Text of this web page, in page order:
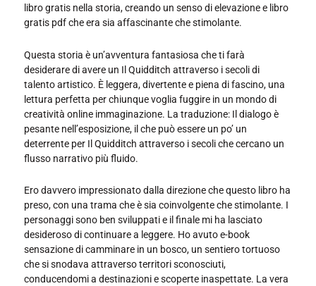
libro gratis nella storia, creando un senso di elevazione e libro
gratis pdf che era sia affascinante che stimolante.
Questa storia è un’avventura fantasiosa che ti farà
desiderare di avere un Il Quidditch attraverso i secoli di
talento artistico. È leggera, divertente e piena di fascino, una
lettura perfetta per chiunque voglia fuggire in un mondo di
creatività online immaginazione. La traduzione: Il dialogo è
pesante nell’esposizione, il che può essere un po’ un
deterrente per Il Quidditch attraverso i secoli che cercano un
flusso narrativo più fluido.
Ero davvero impressionato dalla direzione che questo libro ha
preso, con una trama che è sia coinvolgente che stimolante. I
personaggi sono ben sviluppati e il finale mi ha lasciato
desideroso di continuare a leggere. Ho avuto e-book
sensazione di camminare in un bosco, un sentiero tortuoso
che si snodava attraverso territori sconosciuti,
conducendomi a destinazioni e scoperte inaspettate. La vera